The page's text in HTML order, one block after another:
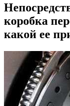
коробка
какой ее